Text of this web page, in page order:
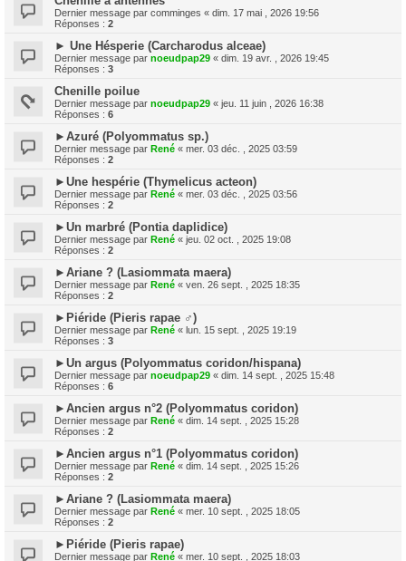
Dernier message par comminges « dim. 17 mai , 2026 19:56
Réponses : 2
► Une Hésperie (Carcharodus alceae)
Dernier message par noeudpap29 « dim. 19 avr. , 2026 19:45
Réponses : 3
Chenille poilue
Dernier message par noeudpap29 « jeu. 11 juin , 2026 16:38
Réponses : 6
►Azuré (Polyommatus sp.)
Dernier message par René « mer. 03 déc. , 2025 03:59
Réponses : 2
►Une hespérie (Thymelicus acteon)
Dernier message par René « mer. 03 déc. , 2025 03:56
Réponses : 2
►Un marbré (Pontia daplidice)
Dernier message par René « jeu. 02 oct. , 2025 19:08
Réponses : 2
►Ariane ? (Lasiommata maera)
Dernier message par René « ven. 26 sept. , 2025 18:35
Réponses : 2
►Piéride (Pieris rapae ♂)
Dernier message par René « lun. 15 sept. , 2025 19:19
Réponses : 3
►Un argus (Polyommatus coridon/hispana)
Dernier message par noeudpap29 « dim. 14 sept. , 2025 15:48
Réponses : 6
►Ancien argus n°2 (Polyommatus coridon)
Dernier message par René « dim. 14 sept. , 2025 15:28
Réponses : 2
►Ancien argus n°1 (Polyommatus coridon)
Dernier message par René « dim. 14 sept. , 2025 15:26
Réponses : 2
►Ariane ? (Lasiommata maera)
Dernier message par René « mer. 10 sept. , 2025 18:05
Réponses : 2
►Piéride (Pieris rapae)
Dernier message par René « mer. 10 sept. , 2025 18:03